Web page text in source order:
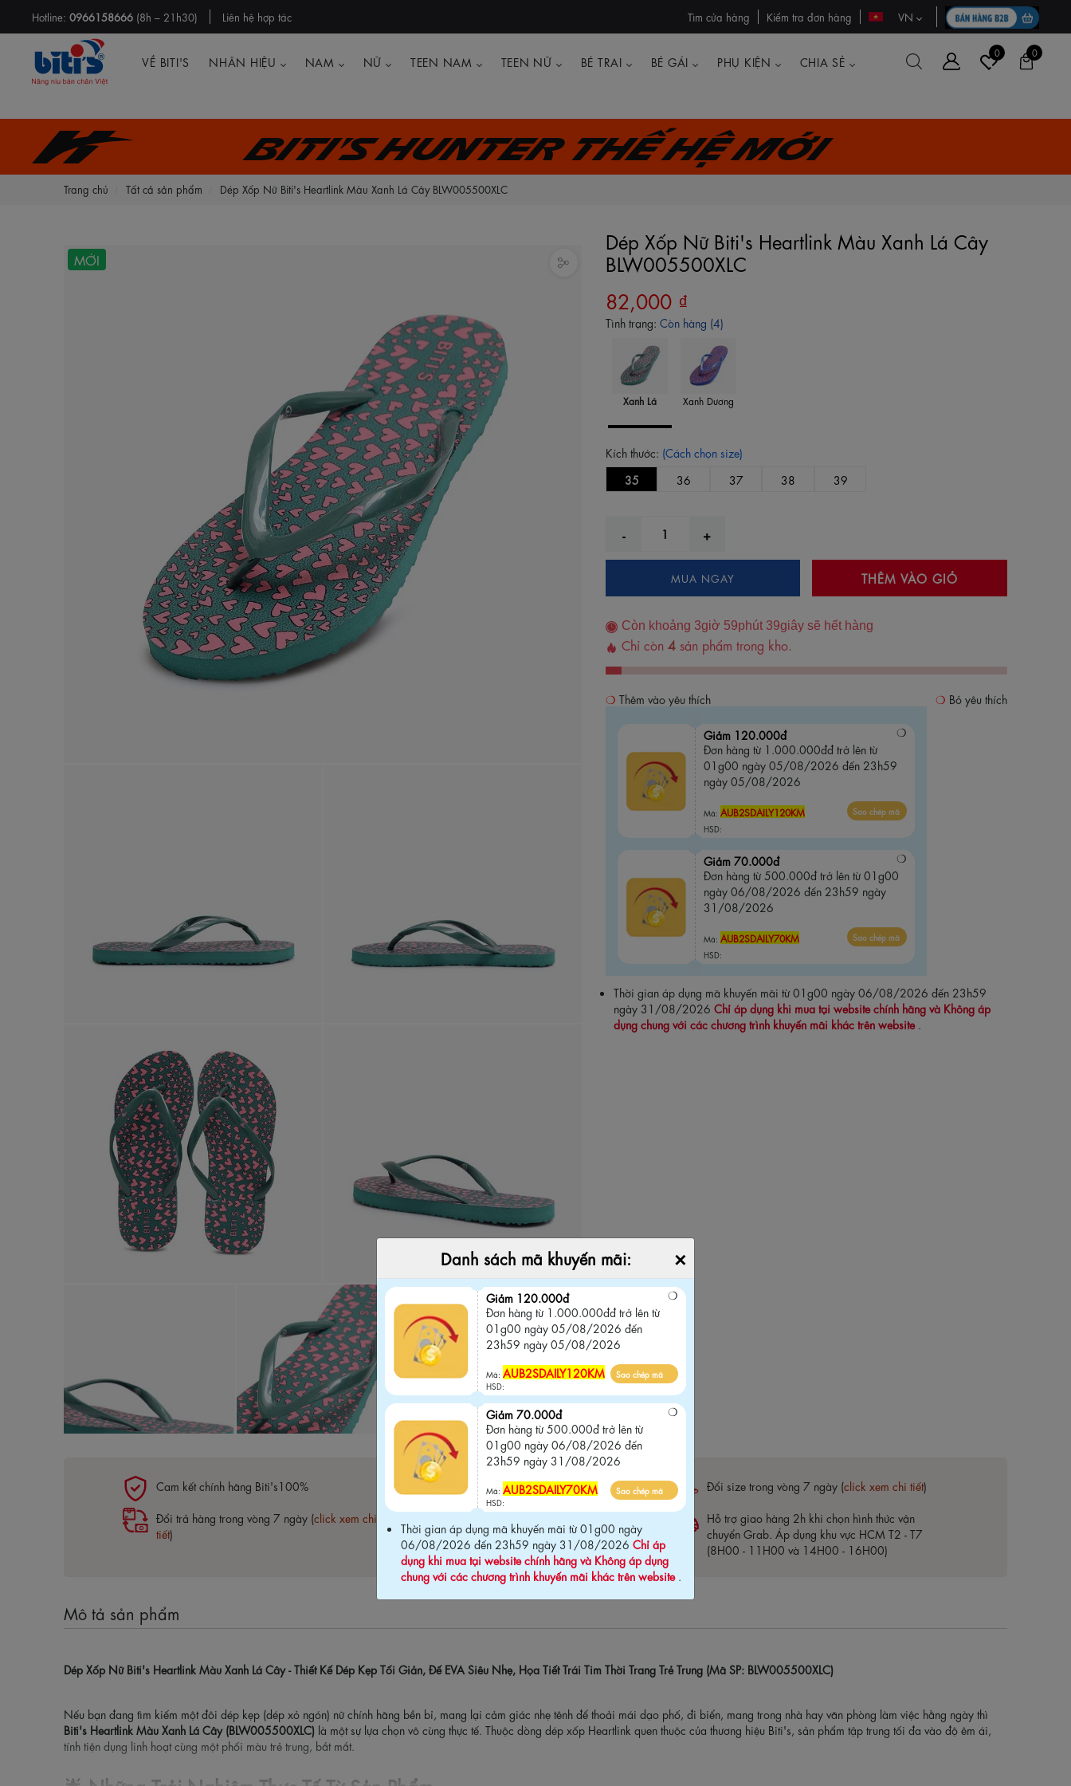
Hotline: 0966158666 (8h – 21h30) Liên hệ hợp tác Tìm cửa hàng Kiểm tra đơn hàng VN
VỀ BITI'S NHÃN HIỆU NAM NỮ TEEN NAM TEEN NỮ BÉ TRAI BÉ GÁI PHỤ KIỆN CHIA SẺ
0 0
Biti's Hunter thế hệ mới
Trang chủ Tất cả sản phẩm Dép Xốp Nữ Biti's Heartlink Màu Xanh Lá Cây BLW005500XLC
MỚI
Dép Xốp Nữ Biti's Heartlink Màu Xanh Lá Cây
BLW005500XLC
82,000 ₫
Tình trạng: Còn hàng (4)
Xanh Dương
Xanh Lá
Kích thước: (Cách chọn size)
35
36 37 38 39
MUA NGAY THÊM VÀO GIỎ
Còn khoảng 3giờ 59phút 38giây sẽ hết hàng
Chỉ còn 4sản phẩm trong kho.
Thêm vào yêu thích Bỏ yêu thích
Giảm 120.000đ
Đơn hàng từ 1.000.000đđ trở lên từ
01g00 ngày 05/08/2026 đến 23h59
ngày 05/08/2026
Mã:AUB2SDAILY120KM
HSD:
Sao chép mã
Giảm 70.000đ
Đơn hàng từ 500.000đ trở lên từ 01g00
ngày 06/08/2026 đến 23h59 ngày
31/08/2026
Mã:AUB2SDAILY70KM
HSD:
Sao chép mã
Thời gian áp dụng mã khuyến mãi từ 01g00 ngày 06/08/2026 đến 23h59
ngày 31/08/2026 Chỉ áp dụng khi mua tại website chính hãng và Không áp
dụng chung với các chương trình khuyến mãi khác trên website
Cam kết chính hãng Biti's100% Bảo hành 03 tháng (click xem chi tiết ) Đổi size trong vòng 7 ngày (click xem chi tiết)
Đổi trả hàng trong vòng 7 ngày (click xem chi
tiết)
Hỗ trợ giao hàng 2h khi chọn hình thức vận
chuyển Grab. Áp dụng khu vực HCM T2 - T7
(8H00 - 11H00 và 14H00 - 16H00)
Mô tả sản phẩm
Dép Xốp Nữ Biti's Heartlink Màu Xanh Lá Cây - Thiết Kế Dép Kẹp Tối Giản, Đế EVA Siêu Nhẹ, Họa Tiết Trái Tim Thời Trang Trẻ Trung (Mã SP: BLW005500XLC)
Nếu bạn đang tìm kiếm một đôi dép kẹp (dép xỏ ngón) nữ chính hãng bền bỉ, mang lại cảm giác nhẹ tênh để thoải mái dạo phố, đi biển, mang trong nhà hay văn phòng làm việc hằng ngày thì
Biti's Heartlink Màu Xanh Lá Cây (BLW005500XLC) là một sự lựa chọn vô cùng thực tế. Thuộc dòng dép xốp Heartlink quen thuộc của thương hiệu Biti's, sản phẩm tập trung tối đa vào độ êm ái,
tính tiện dụng linh hoạt cùng một phối màu trẻ trung, bắt mắt.
Danh sách mã khuyến mãi: ×
Giảm 120.000đ
Đơn hàng từ 1.000.000đđ trở lên từ
01g00 ngày 05/08/2026 đến
23h59 ngày 05/08/2026
Mã:AUB2SDAILY120KM
HSD:
Sao chép mã
Giảm 70.000đ
Đơn hàng từ 500.000đ trở lên từ
01g00 ngày 06/08/2026 đến
23h59 ngày 31/08/2026
Mã:AUB2SDAILY70KM
HSD:
Sao chép mã
Thời gian áp dụng mã khuyến mãi từ 01g00 ngày
06/08/2026 đến 23h59 ngày 31/08/2026 Chỉ áp
dụng khi mua tại website chính hãng và Không áp dụng
chung với các chương trình khuyến mãi khác trên website